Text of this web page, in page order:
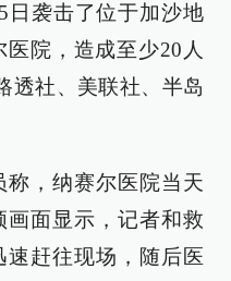
日袭击了位于加沙地
院，造成至少20人
透社、美联社、半岛
称，纳赛尔医院当天
面显示，记者和救
赶往现场，随后医